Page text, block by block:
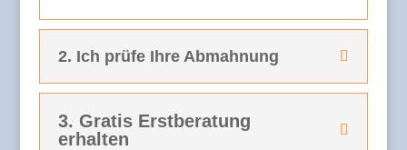
2. Ich prüfe Ihre Abmahnung
3. Gratis Erstberatung
erhalten